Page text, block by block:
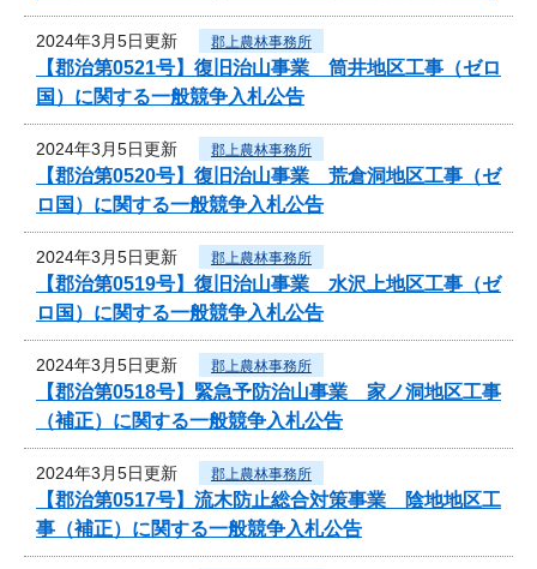
2024年3月5日更新 郡上農林事務所
【郡治第0521号】復旧治山事業 筒井地区工事（ゼロ
国）に関する一般競争入札公告
2024年3月5日更新 郡上農林事務所
【郡治第0520号】復旧治山事業 荒倉洞地区工事（ゼ
ロ国）に関する一般競争入札公告
2024年3月5日更新 郡上農林事務所
【郡治第0519号】復旧治山事業 水沢上地区工事（ゼ
ロ国）に関する一般競争入札公告
2024年3月5日更新 郡上農林事務所
【郡治第0518号】緊急予防治山事業 家ノ洞地区工事
（補正）に関する一般競争入札公告
2024年3月5日更新 郡上農林事務所
【郡治第0517号】流木防止総合対策事業 陰地地区工
事（補正）に関する一般競争入札公告